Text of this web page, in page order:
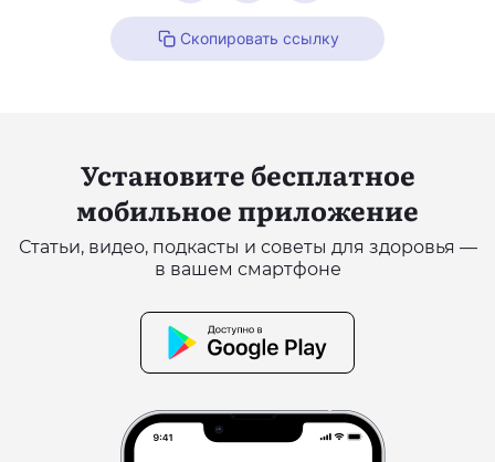
Скопировать ссылку
Установите бесплатное
мобильное приложение
Статьи, видео, подкасты и советы для здоровья —
в вашем смартфоне